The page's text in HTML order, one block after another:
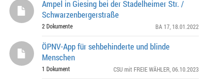
Ampel in Giesing bei der Stadelheimer Str. /
Schwarzenbergerstraße
2 Dokumente BA 17 , 18.01.2022
ÖPNV-App für sehbehinderte und blinde
Menschen
1 Dokument CSU mit FREIE WÄHLER , 06.10.2023